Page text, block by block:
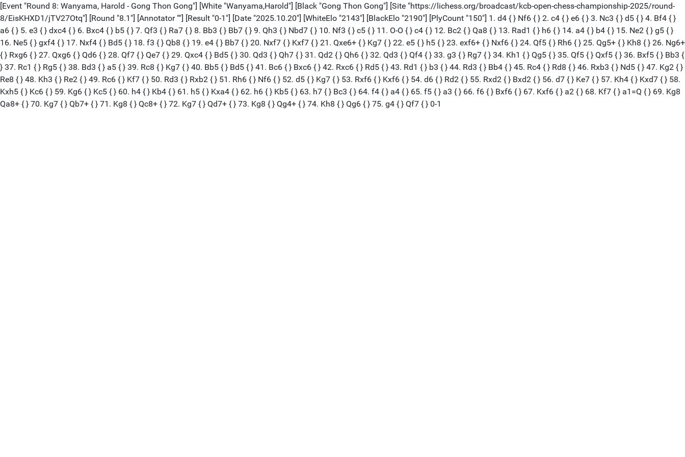
[Event "Round 8: Wanyama, Harold - Gong Thon Gong"] [White "Wanyama,Harold"] [Black "Gong Thon Gong"] [Site "https://lichess.org/broadcast/kcb-open-chess-championship-2025/round-
8/EisKHXD1/jTV27Otq"] [Round "8.1"] [Annotator ""] [Result "0-1"] [Date "2025.10.20"] [WhiteElo "2143"] [BlackElo "2190"] [PlyCount "150"] 1. d4 { } Nf6 { } 2. c4 { } e6 { } 3. Nc3 { } d5 { } 4. Bf4 { }
a6 { } 5. e3 { } dxc4 { } 6. Bxc4 { } b5 { } 7. Qf3 { } Ra7 { } 8. Bb3 { } Bb7 { } 9. Qh3 { } Nbd7 { } 10. Nf3 { } c5 { } 11. O-O { } c4 { } 12. Bc2 { } Qa8 { } 13. Rad1 { } h6 { } 14. a4 { } b4 { } 15. Ne2 { } g5 { }
16. Ne5 { } gxf4 { } 17. Nxf4 { } Bd5 { } 18. f3 { } Qb8 { } 19. e4 { } Bb7 { } 20. Nxf7 { } Kxf7 { } 21. Qxe6+ { } Kg7 { } 22. e5 { } h5 { } 23. exf6+ { } Nxf6 { } 24. Qf5 { } Rh6 { } 25. Qg5+ { } Kh8 { } 26. Ng6+
{ } Rxg6 { } 27. Qxg6 { } Qd6 { } 28. Qf7 { } Qe7 { } 29. Qxc4 { } Bd5 { } 30. Qd3 { } Qh7 { } 31. Qd2 { } Qh6 { } 32. Qd3 { } Qf4 { } 33. g3 { } Rg7 { } 34. Kh1 { } Qg5 { } 35. Qf5 { } Qxf5 { } 36. Bxf5 { } Bb3 {
} 37. Rc1 { } Rg5 { } 38. Bd3 { } a5 { } 39. Rc8 { } Kg7 { } 40. Bb5 { } Bd5 { } 41. Bc6 { } Bxc6 { } 42. Rxc6 { } Rd5 { } 43. Rd1 { } b3 { } 44. Rd3 { } Bb4 { } 45. Rc4 { } Rd8 { } 46. Rxb3 { } Nd5 { } 47. Kg2 { }
Re8 { } 48. Kh3 { } Re2 { } 49. Rc6 { } Kf7 { } 50. Rd3 { } Rxb2 { } 51. Rh6 { } Nf6 { } 52. d5 { } Kg7 { } 53. Rxf6 { } Kxf6 { } 54. d6 { } Rd2 { } 55. Rxd2 { } Bxd2 { } 56. d7 { } Ke7 { } 57. Kh4 { } Kxd7 { } 58.
Kxh5 { } Kc6 { } 59. Kg6 { } Kc5 { } 60. h4 { } Kb4 { } 61. h5 { } Kxa4 { } 62. h6 { } Kb5 { } 63. h7 { } Bc3 { } 64. f4 { } a4 { } 65. f5 { } a3 { } 66. f6 { } Bxf6 { } 67. Kxf6 { } a2 { } 68. Kf7 { } a1=Q { } 69. Kg8
Qa8+ { } 70. Kg7 { } Qb7+ { } 71. Kg8 { } Qc8+ { } 72. Kg7 { } Qd7+ { } 73. Kg8 { } Qg4+ { } 74. Kh8 { } Qg6 { } 75. g4 { } Qf7 { } 0-1